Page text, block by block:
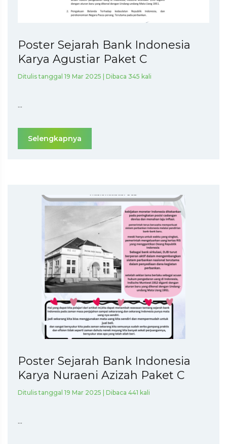
Poster Sejarah Bank Indonesia
Karya Agustiar Paket C
Ditulis tanggal 19 Mar 2025 | Dibaca 345 kali
...
Selengkapnya
Poster Sejarah Bank Indonesia
Karya Nuraeni Azizah Paket C
Ditulis tanggal 19 Mar 2025 | Dibaca 441 kali
...